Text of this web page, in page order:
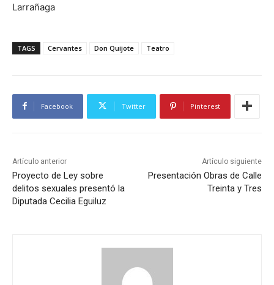
Larrañaga
TAGS Cervantes Don Quijote Teatro
Facebook Twitter Pinterest
Artículo anterior
Proyecto de Ley sobre
delitos sexuales presentó la
Diputada Cecilia Eguiluz
Artículo siguiente
Presentación Obras de Calle
Treinta y Tres